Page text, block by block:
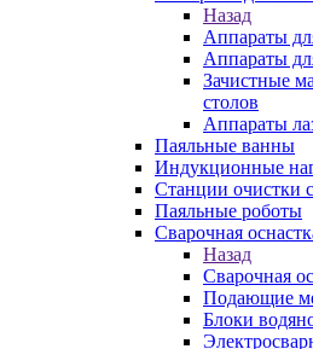
Назад
Аппараты
Аппараты
Зачистные
столов
Аппараты
Паяльные ванны
Индукционные
Станции очистки
Паяльные роботы
Сварочная
Назад
Сварочная
Подающие
Блоки